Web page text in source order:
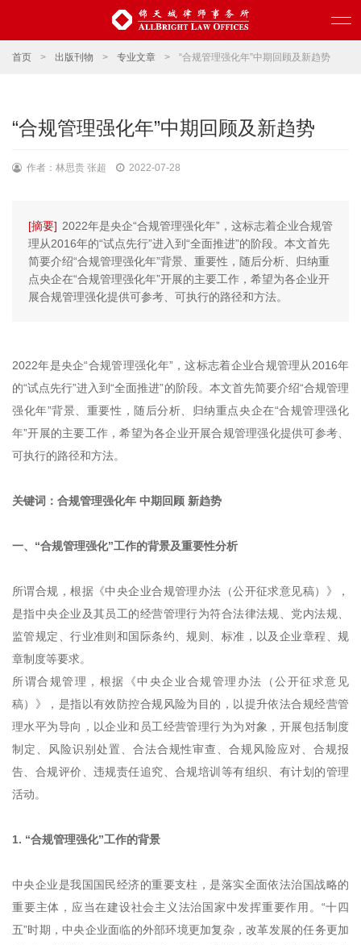
首页 > 出版刊物 > 专业文章 > “合规管理强化年”中期回顾及新趋势
“合规管理强化年”中期回顾及新趋势
作者：林思贵 张超 2022-07-28
[摘要] 2022年是央企“合规管理强化年”，这标志着企业合规管
理从2016年的“试点先行”进入到“全面推进”的阶段。本文首先
简要介绍“合规管理强化年”背景、重要性，随后分析、归纳重
点央企在“合规管理强化年”开展的主要工作，希望为各企业开
展合规管理强化提供可参考、可执行的路径和方法。
2022年是央企“合规管理强化年”，这标志着企业合规管理从2016年
的“试点先行”进入到“全面推进”的阶段。本文首先简要介绍“合规管理
强化年”背景、重要性，随后分析、归纳重点央企在“合规管理强化
年”开展的主要工作，希望为各企业开展合规管理强化提供可参考、
可执行的路径和方法。
关键词：合规管理强化年 中期回顾 新趋势
一、“合规管理强化”工作的背景及重要性分析
所谓合规，根据《中央企业合规管理办法（公开征求意见稿）》，
是指中央企业及其员工的经营管理行为符合法律法规、党内法规、
监管规定、行业准则和国际条约、规则、标准，以及企业章程、规
章制度等要求。
所谓合规管理，根据《中央企业合规管理办法（公开征求意见
稿）》，是指以有效防控合规风险为目的，以提升依法合规经营管
理水平为导向，以企业和员工经营管理行为为对象，开展包括制度
制定、风险识别处置、合法合规性审查、合规风险应对、合规报
告、合规评价、违规责任追究、合规培训等有组织、有计划的管理
活动。
1. “合规管理强化”工作的背景
中央企业是我国国民经济的重要支柱，是落实全面依法治国战略的
重要主体，应当在建设社会主义法治国家中发挥重要作用。“十四
五”时期，中央企业面临的外部环境更加复杂，改革发展的任务更加